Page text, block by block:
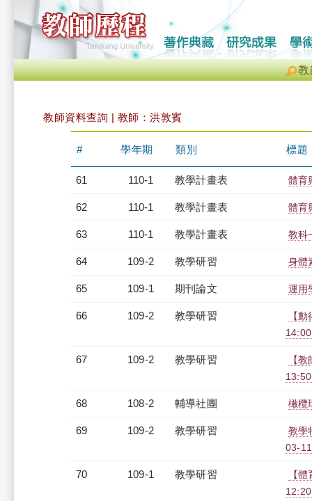
教
教師資料查詢 | 教師：洪敦賓
# 學年期 類別 標題
61 110-1 教學計畫表 體育
62 110-1 教學計畫表 體育
63 110-1 教學計畫表 教科
64 109-2 教學研習 身體
65 109-1 期刊論文 運用
66 109-2 教學研習
【
67 109-2 教學研習
【
68 108-2 輔導社團 橄欖
69 109-2 教學研習
教學
03-
70 109-1 教學研習
【